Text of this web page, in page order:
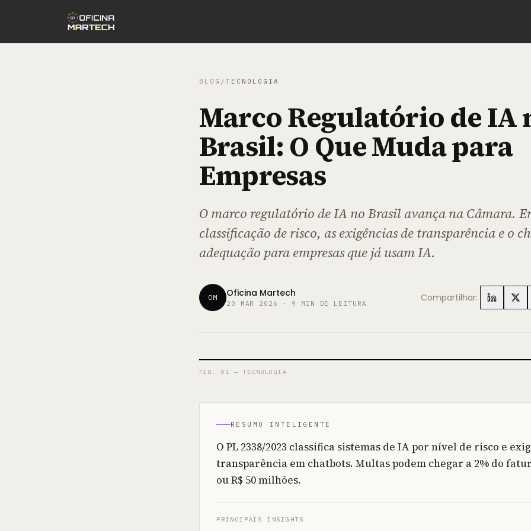
BLOG / TECNOLOGIA
Marco Regulatório de IA
Brasil: O Que Muda para
Empresas
O marco regulatório de IA no Brasil avança na Câmara.
classificação de risco, as exigências de transparência e o
adequação para empresas que já usam IA.
OM Oficina Martech
20 MAR 2026 · 9 MIN DE LEITURA Compartilhar:
FIG. 01 —TECNOLOGIA
RESUMO INTELIGENTE
O PL 2338/2023 classifica sistemas de IA por nível de risco e
transparência em chatbots. Multas podem chegar a 2% do
ou R$ 50 milhões.
PRINCIPAIS INSIGHTS